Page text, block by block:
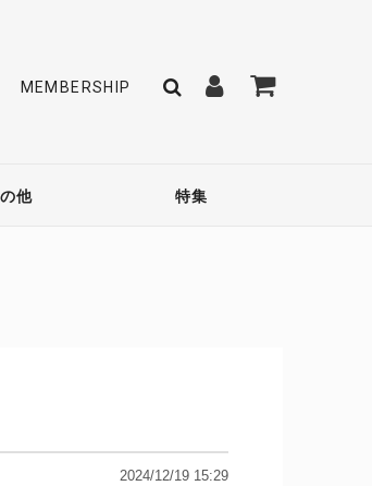
MEMBERSHIP
他 特集
2024/12/19 15:29